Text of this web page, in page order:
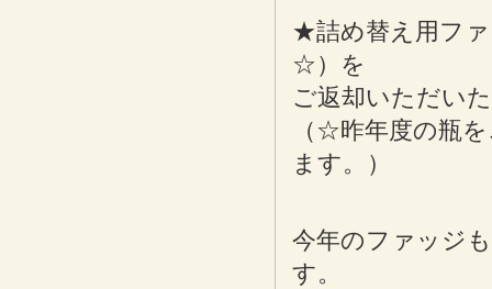
★詰め替え用ファ
☆）を
ご返却いただい
（☆昨年度の瓶
ます。）
今年のファッジ
す。